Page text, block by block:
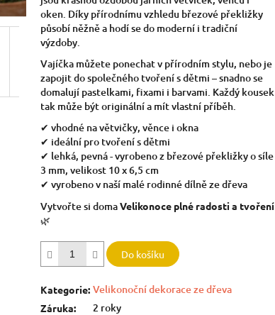
5
hvězdiček.
oken. Díky přírodnímu vzhledu březové překližky
působí něžně a hodí se do moderní i tradiční
výzdoby.
Vajíčka můžete ponechat v přírodním stylu, nebo je
zapojit do společného tvoření s dětmi – snadno se
domalují pastelkami, fixami i barvami. Každý kousek
tak může být originální a mít vlastní příběh.
✔ vhodné na větvičky, věnce i okna
✔ ideální pro tvoření s dětmi
✔ lehká, pevná - vyrobeno z březové překližky o síle
3 mm, velikost 10 x 6,5 cm
✔ vyrobeno v naší malé rodinné dílně ze dřeva
Vytvořte si domaVelikonoce plné radosti a tvoření
🌿
Do košíku
Kategorie: Velikonoční dekorace ze dřeva
Záruka: 2 roky